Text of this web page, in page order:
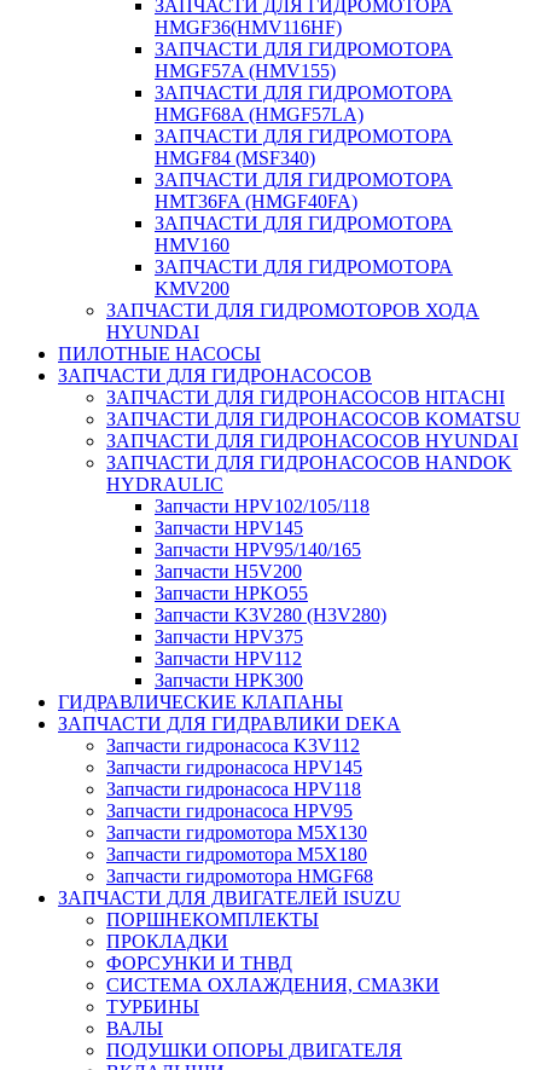
ЗАПЧАСТИ ДЛЯ ГИДРОМОТОРА
HMGF36(HMV116HF)
ЗАПЧАСТИ ДЛЯ ГИДРОМОТОРА
HMGF57A (HMV155)
ЗАПЧАСТИ ДЛЯ ГИДРОМОТОРА
HMGF68A (HMGF57LA)
ЗАПЧАСТИ ДЛЯ ГИДРОМОТОРА
HMGF84 (MSF340)
ЗАПЧАСТИ ДЛЯ ГИДРОМОТОРА
HMT36FA (HMGF40FA)
ЗАПЧАСТИ ДЛЯ ГИДРОМОТОРА
HMV160
ЗАПЧАСТИ ДЛЯ ГИДРОМОТОРА
KMV200
ЗАПЧАСТИ ДЛЯ ГИДРОМОТОРОВ ХОДА
HYUNDAI
ПИЛОТНЫЕ НАСОСЫ
ЗАПЧАСТИ ДЛЯ ГИДРОНАСОСОВ
ЗАПЧАСТИ ДЛЯ ГИДРОНАСОСОВ HITACHI
ЗАПЧАСТИ ДЛЯ ГИДРОНАСОСОВ KOMATSU
ЗАПЧАСТИ ДЛЯ ГИДРОНАСОСОВ HYUNDAI
ЗАПЧАСТИ ДЛЯ ГИДРОНАСОСОВ HANDOK
HYDRAULIC
Запчасти HPV102/105/118
Запчасти HPV145
Запчасти HPV95/140/165
Запчасти H5V200
Запчасти HPKO55
Запчасти K3V280 (H3V280)
Запчасти HPV375
Запчасти HPV112
Запчасти HPK300
ГИДРАВЛИЧЕСКИЕ КЛАПАНЫ
ЗАПЧАСТИ ДЛЯ ГИДРАВЛИКИ DEKA
Запчасти гидронасоса K3V112
Запчасти гидронасоса HPV145
Запчасти гидронасоса HPV118
Запчасти гидронасоса HPV95
Запчасти гидромотора M5X130
Запчасти гидромотора M5X180
Запчасти гидромотора HMGF68
ЗАПЧАСТИ ДЛЯ ДВИГАТЕЛЕЙ ISUZU
ПОРШНЕКОМПЛЕКТЫ
ПРОКЛАДКИ
ФОРСУНКИ И ТНВД
СИСТЕМА ОХЛАЖДЕНИЯ, СМАЗКИ
ТУРБИНЫ
ВАЛЫ
ПОДУШКИ ОПОРЫ ДВИГАТЕЛЯ